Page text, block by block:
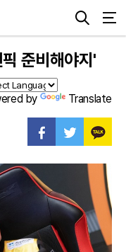
준비해야지'
by Translate